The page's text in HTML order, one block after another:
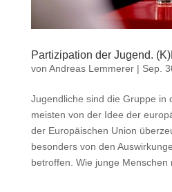
Partizipation der Jugend.
von Andreas Lemmerer| Sep.
Jugendliche sind die Gruppe in
meisten von der Idee der
der Europäischen Union
besonders von den
betroffen. Wie junge Menschen